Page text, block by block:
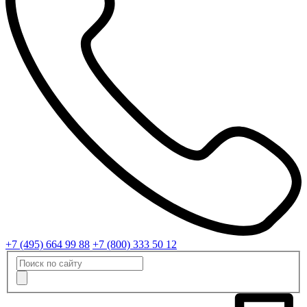
+7 (495) 664 99 88 +7 (800) 333 50 12